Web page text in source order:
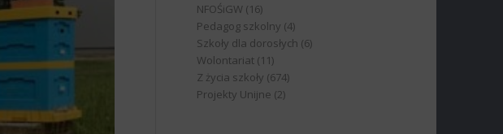
NFOŚiGW (16)
Pedagog szkolny (4)
Szkoły dla dorosłych (6)
Wolontariat (11)
Z życia szkoły (674)
Projekty Unijne (2)